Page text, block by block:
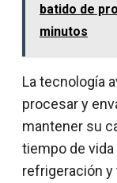
batido de
minutos
La tecnología
procesar y
mantener su
tiempo de vida
refrigeración